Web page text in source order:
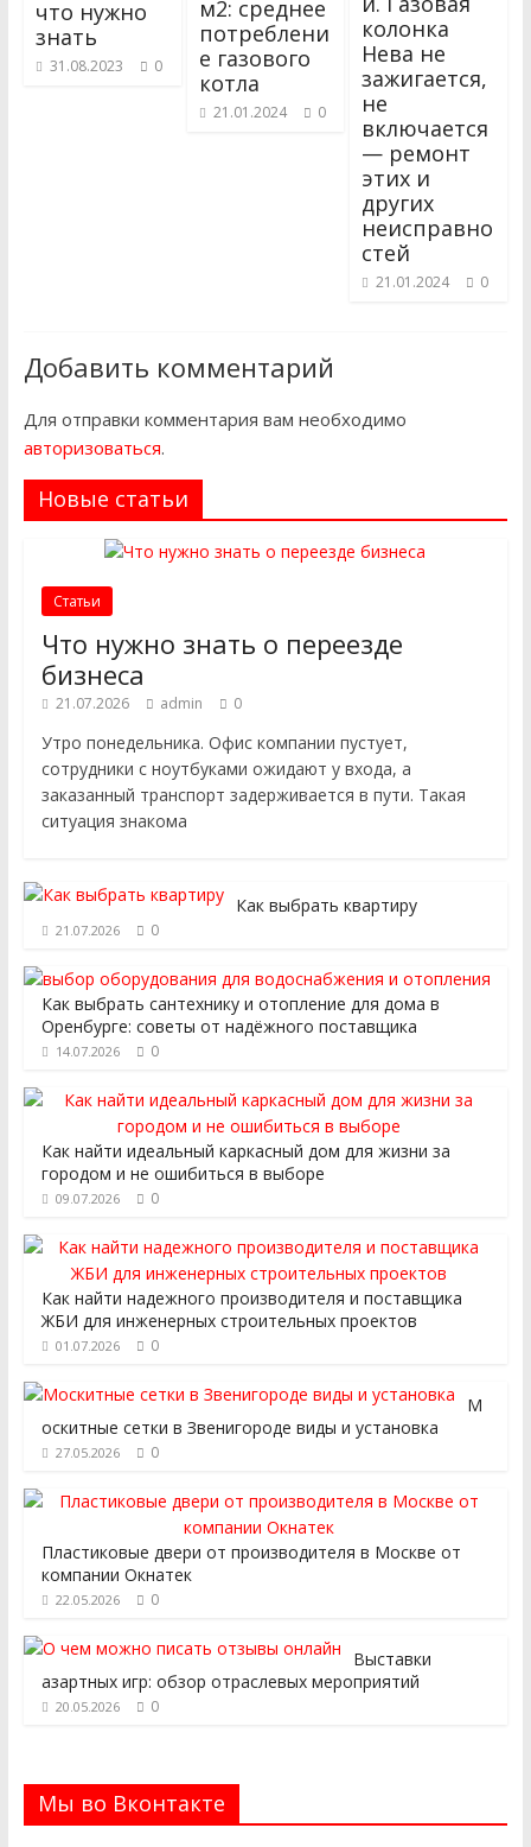
что нужно
знать
31.08.2023 0
м2: среднее
потреблени
е газового
котла
21.01.2024 0
колонка
Нева не
зажигается,
не
включается
— ремонт
этих и
других
неисправно
стей
21.01.2024 0
Добавить комментарий
Для отправки комментария вам необходимо
авторизоваться.
Новые статьи
Статьи
Что нужно знать о переезде
бизнеса
21.07.2026 admin 0
Утро понедельника. Офис компании пустует,
сотрудники с ноутбуками ожидают у входа, а
заказанный транспорт задерживается в пути. Такая
ситуация знакома
Как выбрать квартиру
21.07.2026 0
Как выбрать сантехнику и отопление для дома в
Оренбурге: советы от надёжного поставщика
14.07.2026 0
Как найти идеальный каркасный дом для жизни за
городом и не ошибиться в выборе
09.07.2026 0
Как найти надежного производителя и поставщика
ЖБИ для инженерных строительных проектов
01.07.2026 0
М
оскитные сетки в Звенигороде виды и установка
27.05.2026 0
Пластиковые двери от производителя в Москве от
компании Окнатек
22.05.2026 0
Выставки
азартных игр: обзор отраслевых мероприятий
20.05.2026 0
Мы во Вконтакте